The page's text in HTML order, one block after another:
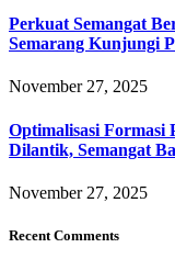
Perkuat Semangat
Semarang Kunjungi
November 27, 2025
Optimalisasi Formasi
Dilantik, Semangat
November 27, 2025
Recent Comments